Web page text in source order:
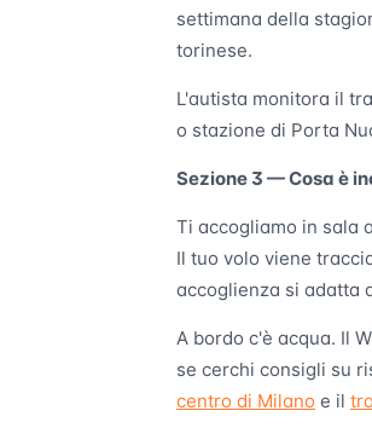
settimana della
torinese.
L'autista monitora il
o stazione di Porta
Sezione 3 — Cosa è
Ti accogliamo in sala
Il tuo volo viene
accoglienza si adatta
A bordo c'è acqua. Il
se cerchi consigli su
centro di Milano e il